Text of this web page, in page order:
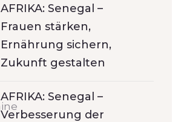
AFRIKA: Senegal –
Frauen stärken,
Ernährung sichern,
Zukunft gestalten
AFRIKA: Senegal –
Verbesserung der